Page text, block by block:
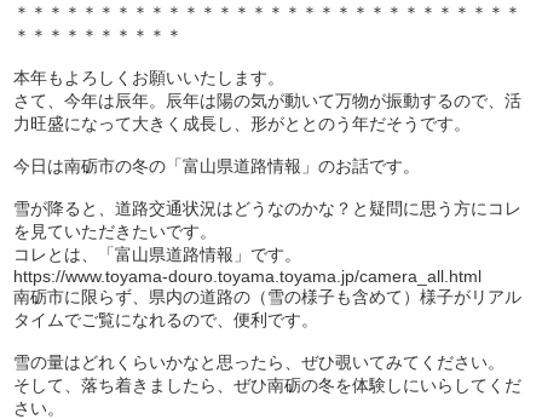
＊＊＊＊＊＊＊＊＊＊＊＊＊＊＊＊＊＊＊＊＊＊＊＊＊＊＊＊＊＊
＊＊＊＊＊＊＊＊＊＊
本年もよろしくお願いいたします。
さて、今年は辰年。辰年は陽の気が動いて万物が振動するので、活
力旺盛になって大きく成長し、形がととのう年だそうです。
今日は南砺市の冬の「富山県道路情報」のお話です。
雪が降ると、道路交通状況はどうなのかな？と疑問に思う方にコレ
を見ていただきたいです。
コレとは、「富山県道路情報」です。
https://www.toyama-douro.toyama.toyama.jp/camera_all.html
南砺市に限らず、県内の道路の（雪の様子も含めて）様子がリアル
タイムでご覧になれるので、便利です。
雪の量はどれくらいかなと思ったら、ぜひ覗いてみてください。
そして、落ち着きましたら、ぜひ南砺の冬を体験しにいらしてくだ
さい。